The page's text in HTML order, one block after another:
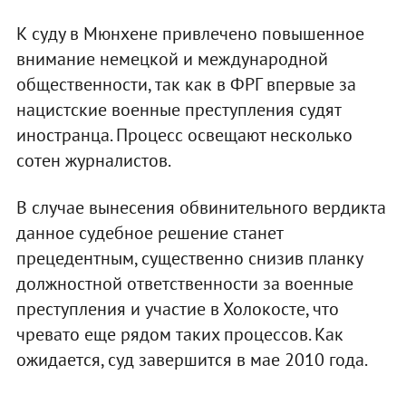
К суду в Мюнхене привлечено повышенное
внимание немецкой и международной
общественности, так как в ФРГ впервые за
нацистские военные преступления судят
иностранца. Процесс освещают несколько
сотен журналистов.
В случае вынесения обвинительного вердикта
данное судебное решение станет
прецедентным, существенно снизив планку
должностной ответственности за военные
преступления и участие в Холокосте, что
чревато еще рядом таких процессов. Как
ожидается, суд завершится в мае 2010 года.